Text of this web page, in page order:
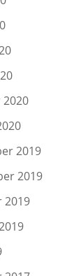
2020
2019
2019
2019